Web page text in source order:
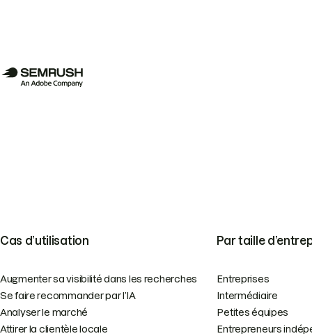
Cas d’utilisation
Augmenter sa visibilité dans les recherches
Se faire recommander par l’IA
Analyser le marché
Attirer la clientèle locale
Par taille
Entreprises
Intermédiaire
Petites équipes
Entrepreneurs